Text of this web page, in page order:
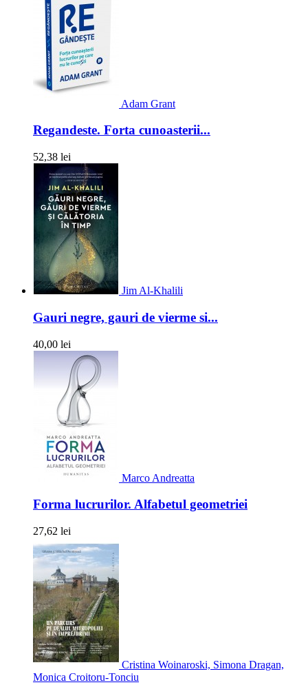
Adam Grant
Regandeste. Forta cunoasterii...
52,38 lei
Jim Al-Khalili
Gauri negre, gauri de vierme si...
40,00 lei
Marco Andreatta
Forma lucrurilor. Alfabetul geometriei
27,62 lei
Cristina Woinaroski, Simona Dragan,
Monica Croitoru-Tonciu